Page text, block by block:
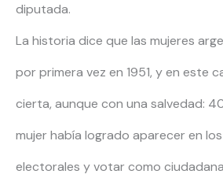
diputada.
La historia dice que las mujeres
por primera vez en 1951, y en este
cierta, aunque con una salvedad:
mujer había logrado aparecer en
electorales y votar como